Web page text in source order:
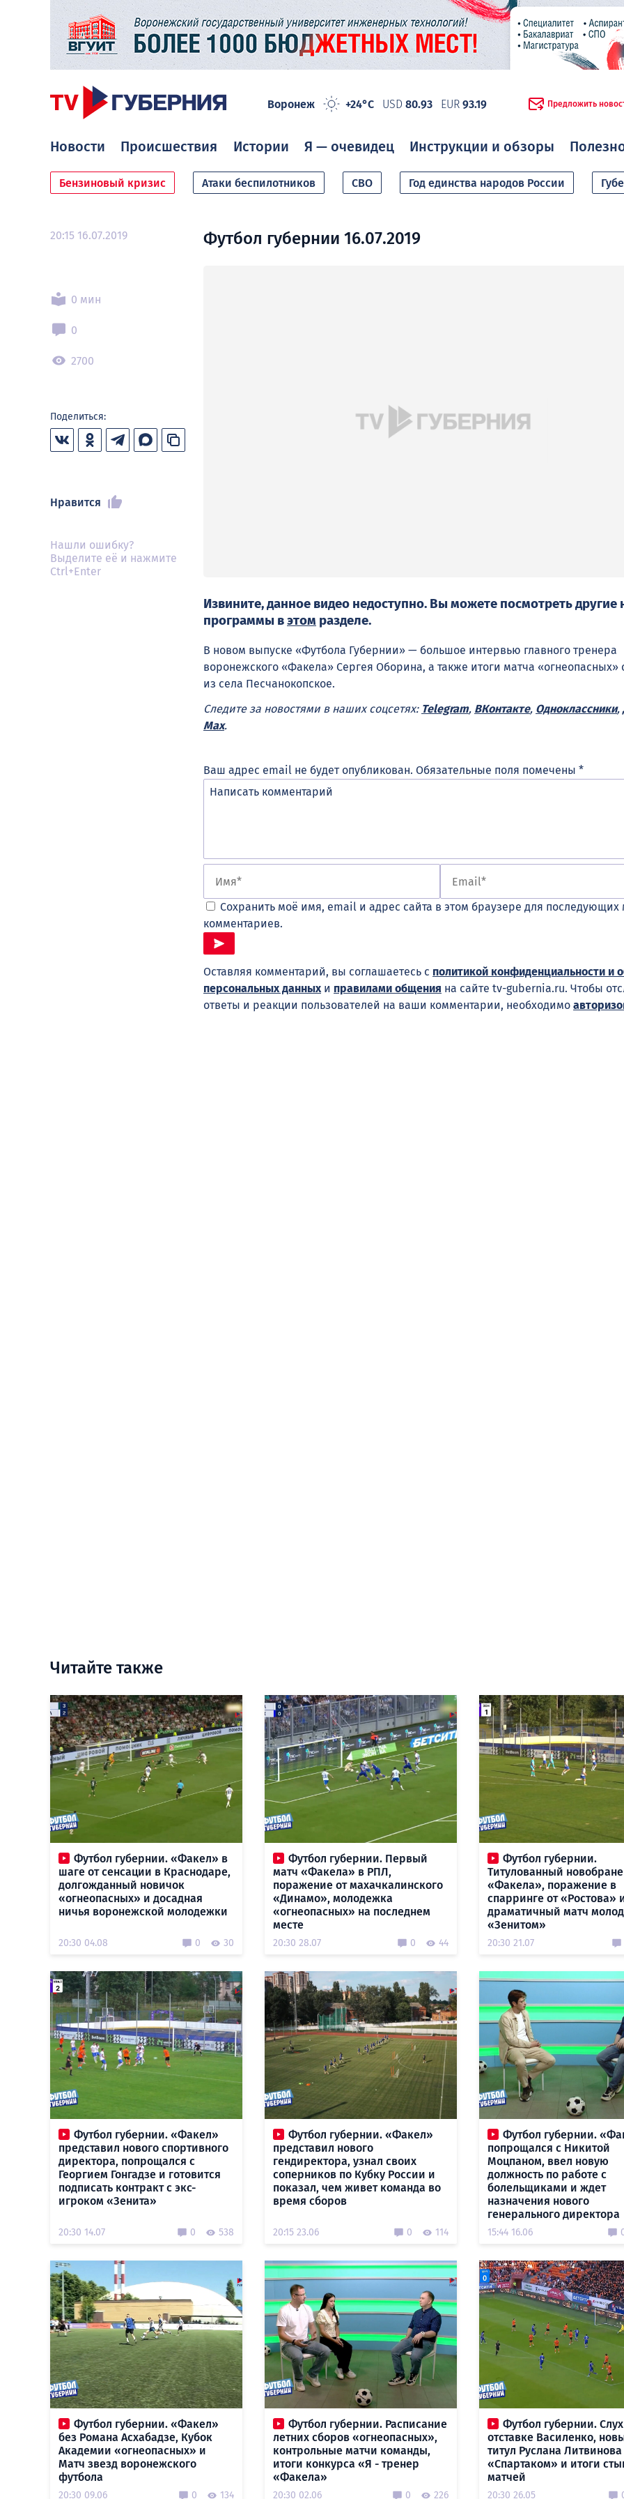
Воронеж +24°C USD 80.93 EUR 93.19 Предложить
Новости Происшествия Истории Я — очевидец Инструкции и обзоры
Бензиновый кризис Атаки беспилотников СВО Год единства народов России
20:15 16.07.2019
0 мин
0
2700
Поделиться:
Нравится
Нашли ошибку?
Выделите её и нажмите
Ctrl+Enter
Футбол губернии 16.07.2019
Извините, данное видео недоступно. Вы можете посмотреть другие
программы вэтом разделе.
В новом выпуске «Футбола Губернии» — большое интервью главного тренера
воронежского «Факела» Сергея Оборина, а также итоги матча «огнеопасных»
из села Песчанокопское.
Следите за новостями в наших соцсетях: Telegram, ВКонтакте, Одноклассники,
Max.
Ваш адрес email не будет опубликован. Обязательные поля помечены *
Сохранить моё имя, email и адрес сайта в этом браузере для последующих
комментариев.
Оставляя комментарий, вы соглашаетесь с политикой конфиденциальности и
персональных данныхи правилами общения на сайте tv-gubernia.ru. Чтобы
ответы и реакции пользователей на ваши комментарии, необходимо
Читайте также
Футбол губернии. «Факел» в
шаге от сенсации в Краснодаре,
долгожданный новичок
«огнеопасных» и досадная
ничья воронежской молодежки
20:30 04.08 0 30
Футбол губернии. Первый
матч «Факела» в РПЛ,
поражение от махачкалинского
«Динамо», молодежка
«огнеопасных» на последнем
месте
20:30 28.07 0 44
Футбол губернии.
Титулованный
«Факела», поражение в
спарринге от «Ростова»
драматичный матч
«Зенитом»
20:30 21.07
Футбол губернии. «Факел»
представил нового спортивного
директора, попрощался с
Георгием Гонгадзе и готовится
подписать контракт с экс-
игроком «Зенита»
20:30 14.07 0 538
Футбол губернии. «Факел»
представил нового
гендиректора, узнал своих
соперников по Кубку России и
показал, чем живет команда во
время сборов
20:15 23.06 0 114
Футбол губернии.
попрощался с Никитой
Моцпаном, ввел новую
должность по работе с
болельщиками и ждет
назначения нового
генерального директора
15:44 16.06
Футбол губернии. «Факел»
без Романа Асхабадзе, Кубок
Академии «огнеопасных» и
Матч звезд воронежского
футбола
20:30 09.06 0 134
Футбол губернии. Расписание
летних сборов «огнеопасных»,
контрольные матчи команды,
итоги конкурса «Я - тренер
«Факела»
20:30 02.06 0 226
Футбол губернии.
отставке Василенко,
титул Руслана Литвинова
«Спартаком» и итоги
матчей
20:30 26.05